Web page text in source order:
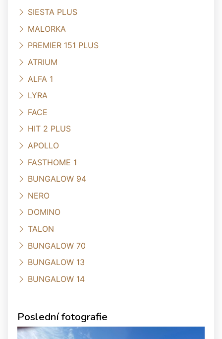
SIESTA PLUS
MALORKA
PREMIER 151 PLUS
ATRIUM
ALFA 1
LYRA
FACE
HIT 2 PLUS
APOLLO
FASTHOME 1
BUNGALOW 94
NERO
DOMINO
TALON
BUNGALOW 70
BUNGALOW 13
BUNGALOW 14
Poslední fotografie